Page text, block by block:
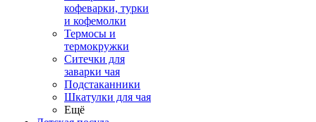
кофеварки, турки
и кофемолки
Термосы и
термокружки
Ситечки для
заварки чая
Подстаканники
Шкатулки для чая
Ещё